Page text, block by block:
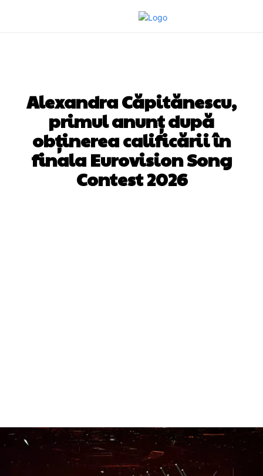
Alexandra Căpitănescu,
primul anunț după
obținerea calificării în
finala Eurovision Song
Contest 2026